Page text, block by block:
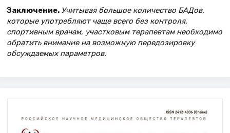
Заключение. Учитывая большое количество БАДов,
которые употребляют чаще всего без контроля,
спортивным врачам, участковым терапевтам необходимо
обратить внимание на возможную передозировку
обсуждаемых параметров.